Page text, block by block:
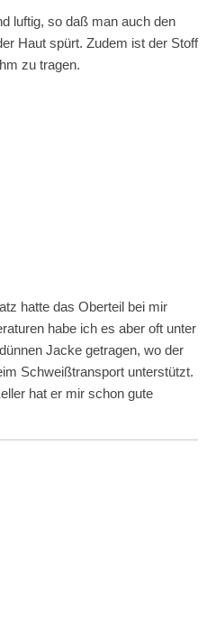
luftig, so daß man auch den
Haut spürt. Zudem ist der Stoff
zu tragen.
hatte das Oberteil bei mir
habe ich es aber oft unter
Jacke getragen, wo der
Schweißtransport unterstützt.
hat er mir schon gute